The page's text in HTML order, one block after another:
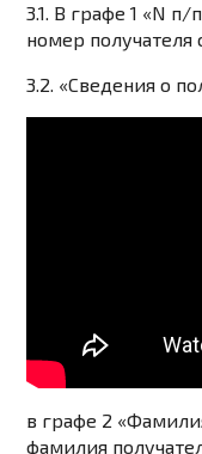
3.1. В графе 1 «N
номер получателя
3.2. «Сведения о
в графе 2
фамилия